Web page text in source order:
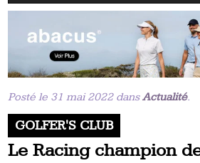
Posté le 31 mai 2022 dansActualité.
GOLFER'S CLUB
Le Racing champion